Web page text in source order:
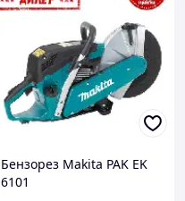
Бензорез Makita PAK EK
6101